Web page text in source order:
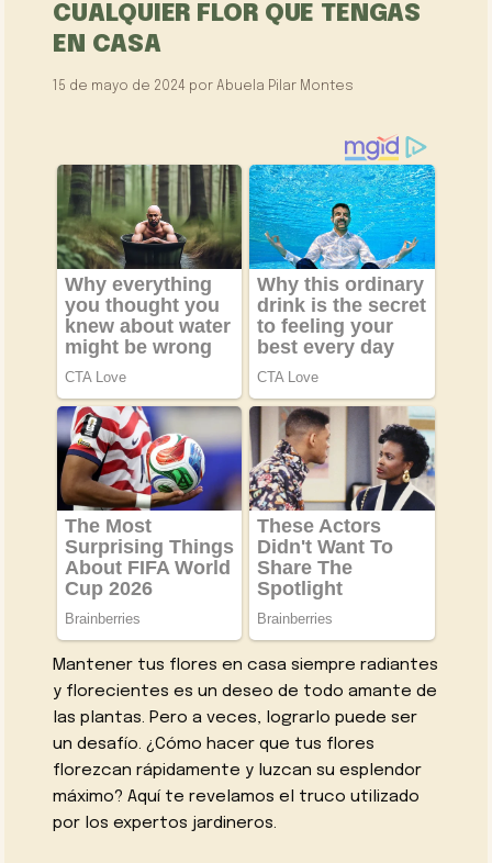
CUALQUIER FLOR QUE TENGAS
EN CASA
15 de mayo de 2024 porAbuela Pilar Montes
Mantener tus flores en casa siempre radiantes
y florecientes es un deseo de todo amante de
las plantas. Pero a veces, lograrlo puede ser
un desafío. ¿Cómo hacer que tus flores
florezcan rápidamente y luzcan su esplendor
máximo? Aquí te revelamos el truco utilizado
por los expertos jardineros.